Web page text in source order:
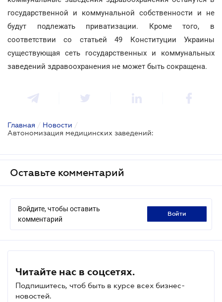
государственной и коммунальной собственности и не
будут подлежать приватизации. Кроме того, в
соответствии со статьей 49 Конституции Украины
существующая сеть государственных и коммунальных
заведений здравоохранения не может быть сокращена.
Главная / Новости /
Автономизация медицинских заведений:
Оставьте комментарий
Войдите, чтобы оставить
комментарий
войти
Читайте нас в соцсетях.
Подпишитесь, чтоб быть в курсе всех бизнес-
новостей.